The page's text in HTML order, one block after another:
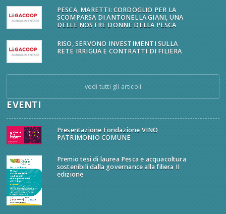
PESCA, MARETTI: CORDOGLIO PER LA
SCOMPARSA DI ANTONELLA GIANI, UNA
DELLE NOSTRE DONNE DELLA PESCA
RISO, SERVONO INVESTIMENTI SULLA
RETE IRRIGUA E CONTRATTI DI FILIERA
vedi tutti gli articoli
EVENTI
Presentazione Fondazione VINO
PATRIMONIO COMUNE
Premio tesi di laurea Pesca e acquacoltura
sostenibili dalla governance alla filiera II
edizione